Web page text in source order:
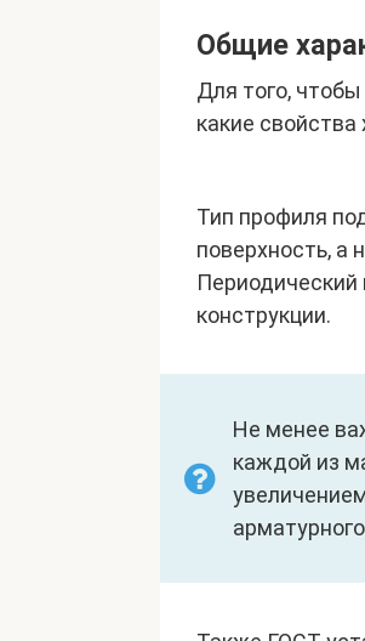
Общие
Для того,
какие
Тип профиля
поверхность, а
Периодический
конструкции.
Не менее
каждой из